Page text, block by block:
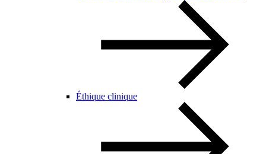
Éthique clinique